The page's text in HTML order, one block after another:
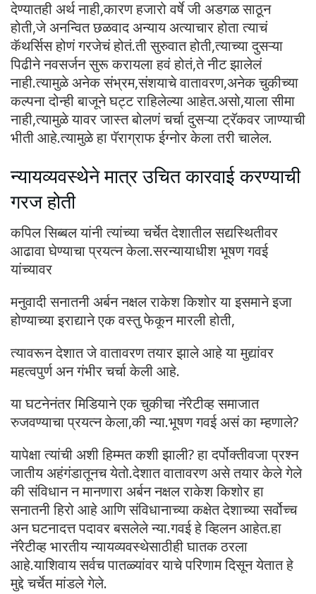
देण्यातही अर्थ नाही,कारण हजारो वर्षे जी अडगळ साठून
होती,जे अनन्वित छळवाद अन्याय अत्याचार होता त्याचं
कॅथर्सिस होणं गरजेचं होतं.ती सुरुवात होती,त्याच्या दुसऱ्या
पिढीने नवसर्जन सुरू करायला हवं होतं,ते नीट झालेलं
नाही.त्यामुळे अनेक संभ्रम,संशयाचे वातावरण,अनेक चुकीच्या
कल्पना दोन्ही बाजूने घट्ट राहिलेल्या आहेत.असो,याला सीमा
नाही,त्यामुळे यावर जास्त बोलणं चर्चा दुसऱ्या ट्रॅकवर जाण्याची
भीती आहे.त्यामुळे हा पॅराग्राफ ईग्नोर केला तरी चालेल.
न्यायव्यवस्थेने मात्र उचित कारवाई करण्याची
गरज होती
कपिल सिब्बल यांनी त्यांच्या चर्चेत देशातील सद्यस्थितीवर
आढावा घेण्याचा प्रयत्न केला.सरन्यायाधीश भूषण गवई
यांच्यावर
मनुवादी सनातनी अर्बन नक्षल राकेश किशोर या इसमाने इजा
होण्याच्या इराद्याने एक वस्तु फेकून मारली होती,
त्यावरून देशात जे वातावरण तयार झाले आहे या मुद्यांवर
महत्वपुर्ण अन गंभीर चर्चा केली आहे.
या घटनेनंतर मिडियाने एक चुकीचा नॅरेटीव्ह समाजात
रुजवण्याचा प्रयत्न केला,की न्या.भूषण गवई असं का म्हणाले?
यापेक्षा त्यांची अशी हिम्मत कशी झाली? हा दर्पोक्तीवजा प्रश्न
जातीय अहंगंडातूनच येतो.देशात वातावरण असे तयार केले गेले
की संविधान न मानणारा अर्बन नक्षल राकेश किशोर हा
सनातनी हिरो आहे आणि संविधानाच्या कक्षेत देशाच्या सर्वोच्च
अन घटनादत्त पदावर बसलेले न्या.गवई हे व्हिलन आहेत.हा
नॅरेटीव्ह भारतीय न्यायव्यवस्थेसाठीही घातक ठरला
आहे.याशिवाय सर्वच पातळ्यांवर याचे परिणाम दिसून येतात हे
मुद्दे चर्चेत मांडले गेले.